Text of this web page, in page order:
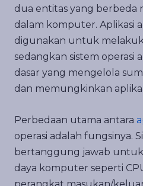
dua entitas yang berbeda
dalam komputer. Aplikasi
digunakan untuk
sedangkan sistem operasi
dasar yang mengelola
dan memungkinkan
Perbedaan utama antara
operasi adalah fungsinya.
bertanggung jawab
daya komputer seperti